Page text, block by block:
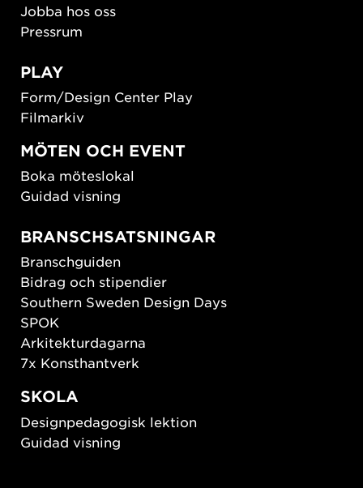
Jobba hos oss
Pressrum
PLAY
Form/Design Center Play
Filmarkiv
MÖTEN OCH EVENT
Boka möteslokal
Guidad visning
BRANSCHSATSNINGAR
Branschguiden
Bidrag och stipendier
Southern Sweden Design Days
SPOK
Arkitekturdagarna
7x Konsthantverk
SKOLA
Designpedagogisk lektion
Guidad visning